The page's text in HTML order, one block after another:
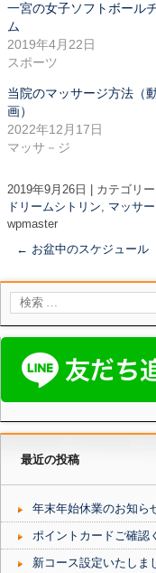
一宮の女子ソフトボール
ム
2019年4月22日
スポーツ
当院のマッサージ方法（
画）
2022年12月17日
マッサ－ジ
2019年9月26日 カテゴリ
ドリームシトリン, マッサ
wpmaster
← お盆中のスケジュール
最近の投稿
年末年始休業のお知ら
ポイントカードご確認
新コース設定いたしま